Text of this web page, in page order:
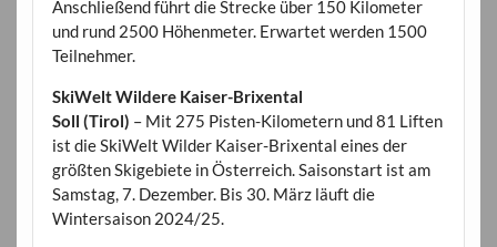
Anschließend führt die Strecke über 150 Kilometer
und rund 2500 Höhenmeter. Erwartet werden 1500
Teilnehmer.
SkiWelt Wildere Kaiser-Brixental
Soll (Tirol) – Mit 275 Pisten-Kilometern und 81 Liften
ist die SkiWelt Wilder Kaiser-Brixental eines der
größten Skigebiete in Österreich. Saisonstart ist am
Samstag, 7. Dezember. Bis 30. März läuft die
Wintersaison 2024/25.